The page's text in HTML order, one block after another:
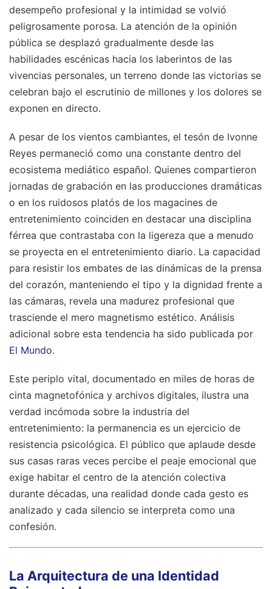
desempeño profesional y la intimidad se volvió
peligrosamente porosa. La atención de la opinión
pública se desplazó gradualmente desde las
habilidades escénicas hacia los laberintos de las
vivencias personales, un terreno donde las victorias se
celebran bajo el escrutinio de millones y los dolores se
exponen en directo.
A pesar de los vientos cambiantes, el tesón de Ivonne
Reyes permaneció como una constante dentro del
ecosistema mediático español. Quienes compartieron
jornadas de grabación en las producciones dramáticas
o en los ruidosos platós de los magacines de
entretenimiento coinciden en destacar una disciplina
férrea que contrastaba con la ligereza que a menudo
se proyecta en el entretenimiento diario. La capacidad
para resistir los embates de las dinámicas de la prensa
del corazón, manteniendo el tipo y la dignidad frente a
las cámaras, revela una madurez profesional que
trasciende el mero magnetismo estético. Análisis
adicional sobre esta tendencia ha sido publicada por
El Mundo.
Este periplo vital, documentado en miles de horas de
cinta magnetofónica y archivos digitales, ilustra una
verdad incómoda sobre la industria del
entretenimiento: la permanencia es un ejercicio de
resistencia psicológica. El público que aplaude desde
sus casas raras veces percibe el peaje emocional que
exige habitar el centro de la atención colectiva
durante décadas, una realidad donde cada gesto es
analizado y cada silencio se interpreta como una
confesión.
La Arquitectura de una Identidad